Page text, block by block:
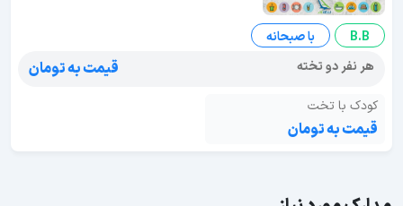
B.B
با صبحانه
هر نفر دو تخته
قیمت به تومان
کودک با تخت
قیمت به تومان